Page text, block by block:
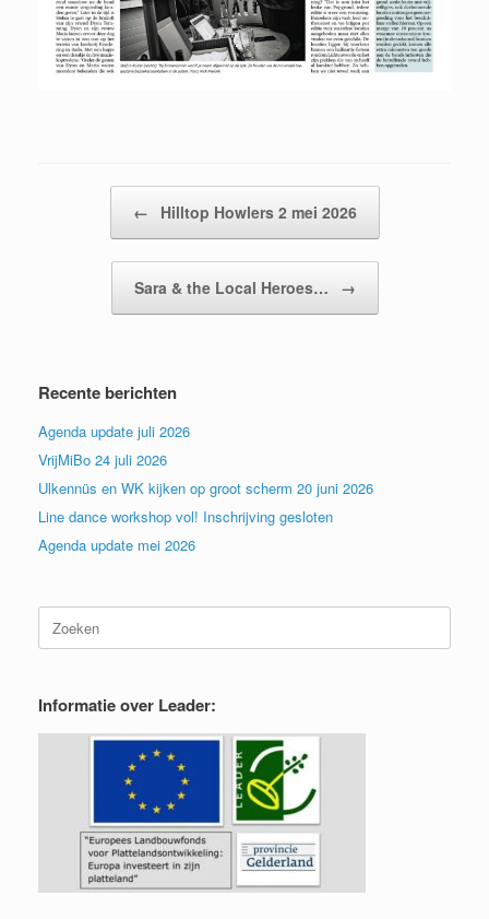
← Hilltop Howlers 2 mei 2026
Sara & the Local Heroes… →
Recente berichten
Agenda update juli 2026
VrijMiBo 24 juli 2026
Ulkennüs en WK kijken op groot scherm 20 juni 2026
Line dance workshop vol! Inschrijving gesloten
Agenda update mei 2026
Zoeken
naar:
Informatie over Leader: